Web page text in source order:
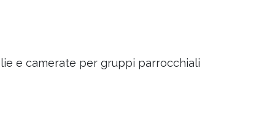
e camerate per gruppi parrocchiali